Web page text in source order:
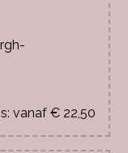
vanaf € 22,50